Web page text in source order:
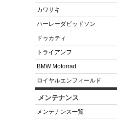
カワサキ
ハーレーダビッドソン
ドゥカティ
トライアンフ
BMW Motorrad
ロイヤルエンフィールド
メンテナンス
メンテナンス一覧